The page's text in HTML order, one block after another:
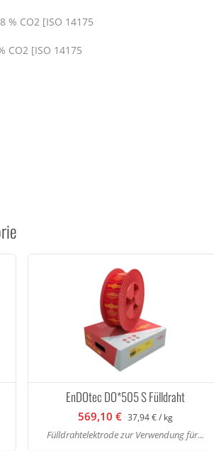
% CO2 [ISO 14175
CO2 [ISO 14175
EnDOtec DO*505 S Fülldraht
569,10 € 37,94 € / kg
Fülldrahtelektrode zur Verwendung für...